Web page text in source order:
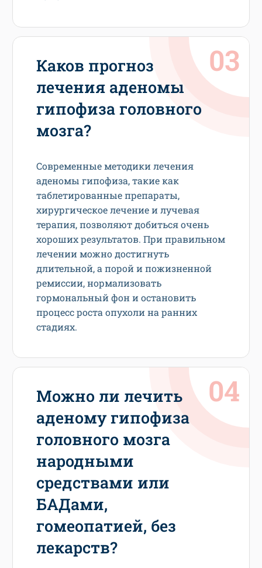
Каков прогноз
лечения аденомы
гипофиза головного
мозга?
Современные методики лечения
аденомы гипофиза, такие как
таблетированные препараты,
хирургическое лечение и лучевая
терапия, позволяют добиться очень
хороших результатов. При правильном
лечении можно достигнуть
длительной, а порой и пожизненной
ремиссии, нормализовать
гормональный фон и остановить
процесс роста опухоли на ранних
стадиях.
Можно ли лечить
аденому гипофиза
головного мозга
народными
средствами или
БАДами,
гомеопатией, без
лекарств?